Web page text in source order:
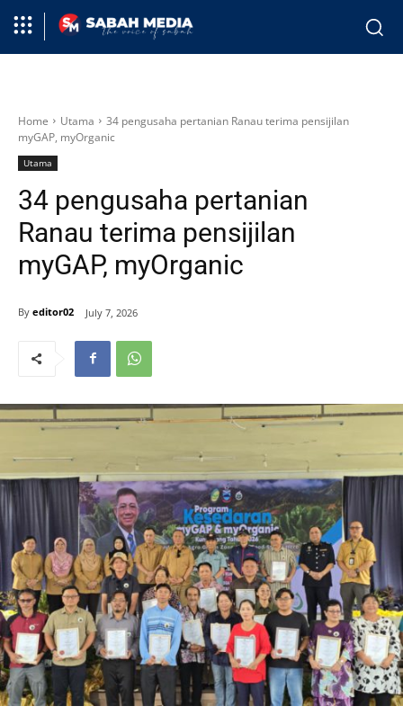
Home Utama
34 pengusaha pertanian Ranau terima pensijilan
myGAP, myOrganic
Utama
34 pengusaha pertanian
Ranau terima pensijilan
myGAP, myOrganic
By editor02 July 7, 2026